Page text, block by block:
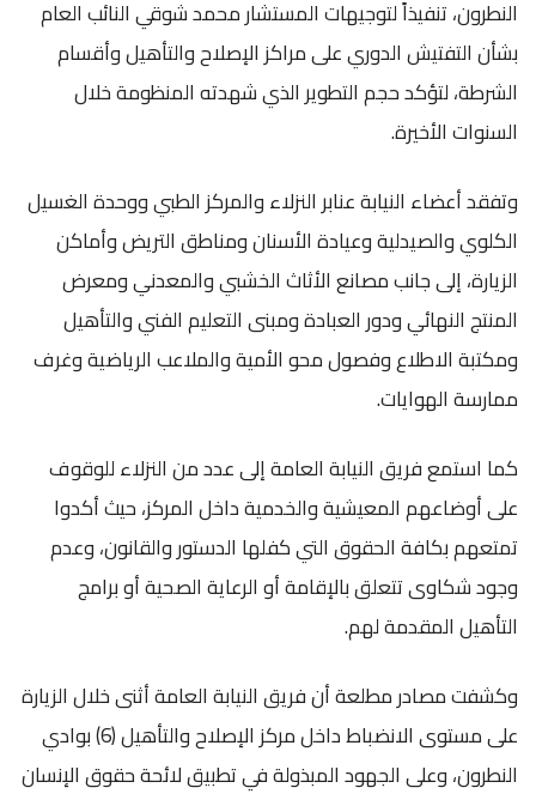
النطرون، تنفيذاً لتوجيهات المستشار محمد شوقي النائب العام
بشأن التفتيش الدوري على مراكز الإصلاح والتأهيل وأقسام
الشرطة، لتؤكد حجم التطوير الذي شهدته المنظومة خلال
السنوات الأخيرة.
وتفقد أعضاء النيابة عنابر النزلاء والمركز الطبي ووحدة الغسيل
الكلوي والصيدلية وعيادة الأسنان ومناطق التريض وأماكن
الزيارة، إلى جانب مصانع الأثاث الخشبي والمعدني ومعرض
المنتج النهائي ودور العبادة ومبنى التعليم الفني والتأهيل
ومكتبة الاطلاع وفصول محو الأمية والملاعب الرياضية وغرف
ممارسة الهوايات.
كما استمع فريق النيابة العامة إلى عدد من النزلاء للوقوف
على أوضاعهم المعيشية والخدمية داخل المركز، حيث أكدوا
تمتعهم بكافة الحقوق التي كفلها الدستور والقانون، وعدم
وجود شكاوى تتعلق بالإقامة أو الرعاية الصحية أو برامج
التأهيل المقدمة لهم.
وكشفت مصادر مطلعة أن فريق النيابة العامة أثنى خلال الزيارة
على مستوى الانضباط داخل مركز الإصلاح والتأهيل (6) بوادي
النطرون، وعلى الجهود المبذولة في تطبيق لائحة حقوق الإنسان